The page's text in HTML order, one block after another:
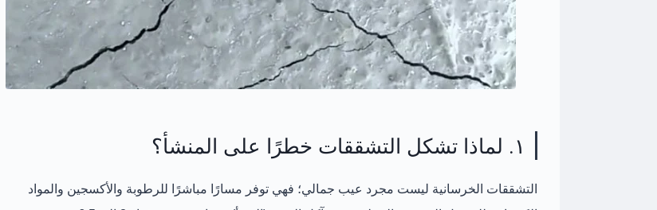
١. لماذا تشكل التشققات خطرًا على المنشأ؟
التشققات الخرسانية ليست مجرد عيب جمالي؛ فهي توفر مسارًا مباشرًا للرطوبة والأكسجين والمواد